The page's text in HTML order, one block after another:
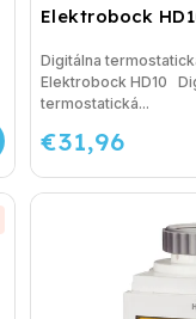
Elektrobock
€31,96
Digitálna
Elektrobock HD10
termostatická...